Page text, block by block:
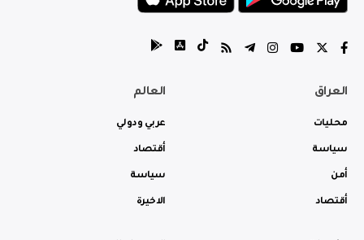
العراق
محليات
سياسة
أمن
أقتصاد
العالم
عربي ودولي
أقتصاد
سياسة
الاخيرة